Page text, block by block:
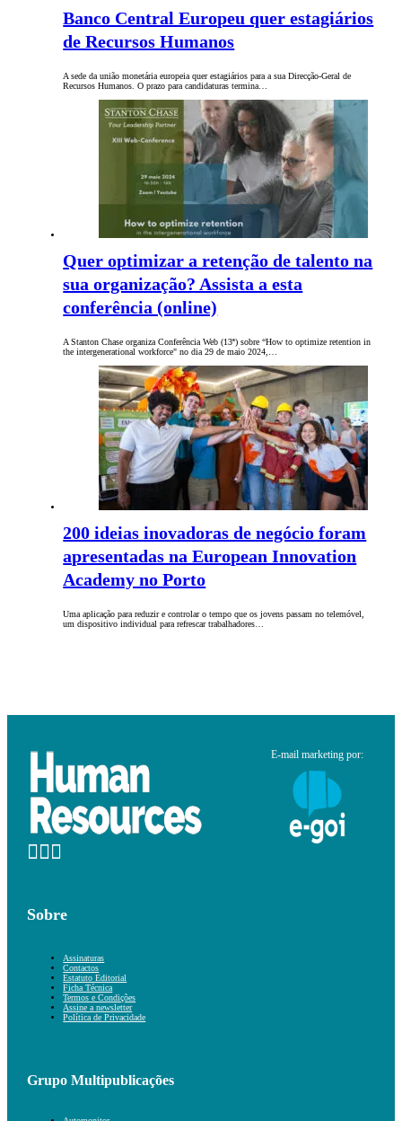
Banco Central Europeu quer estagiários
de Recursos Humanos
A sede da união monetária europeia quer estagiários para a sua Direcção-Geral de
Recursos Humanos. O prazo para candidaturas termina…
Quer optimizar a retenção de talento na
sua organização? Assista a esta
conferência (online)
A Stanton Chase organiza Conferência Web (13ª) sobre “How to optimize retention in
the intergenerational workforce" no dia 29 de maio 2024,…
200 ideias inovadoras de negócio foram
apresentadas na European Innovation
Academy no Porto
Uma aplicação para reduzir e controlar o tempo que os jovens passam no telemóvel,
um dispositivo individual para refrescar trabalhadores…
E-mail marketing por:
Sobre
Assinaturas
Contactos
Estatuto Editorial
Ficha Técnica
Termos e Condições
Assine a newsletter
Política de Privacidade
Grupo Multipublicações